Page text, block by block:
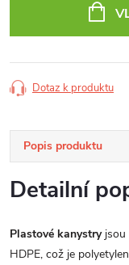
Dotaz k produktu
Popis produktu
Detailní
Plastové kanystryjsou
HDPE, což je